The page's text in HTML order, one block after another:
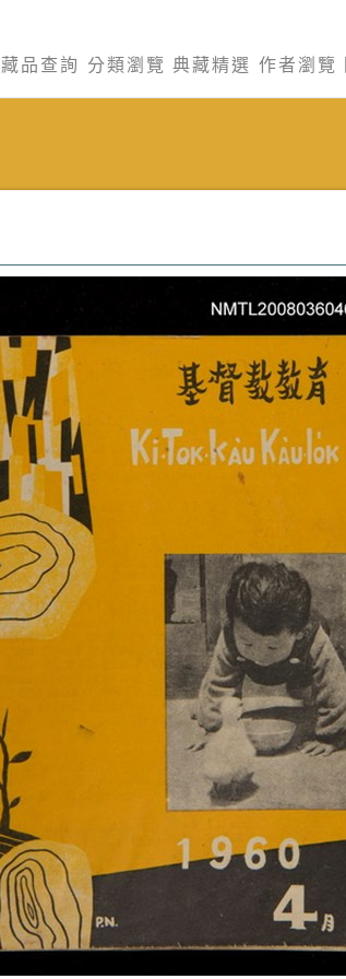
藏品查詢 分類瀏覽 典藏精選 作者瀏覽